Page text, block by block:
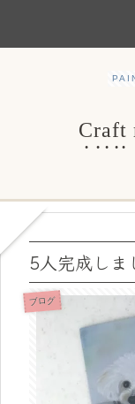
Craft
5人完成しま
ブログ